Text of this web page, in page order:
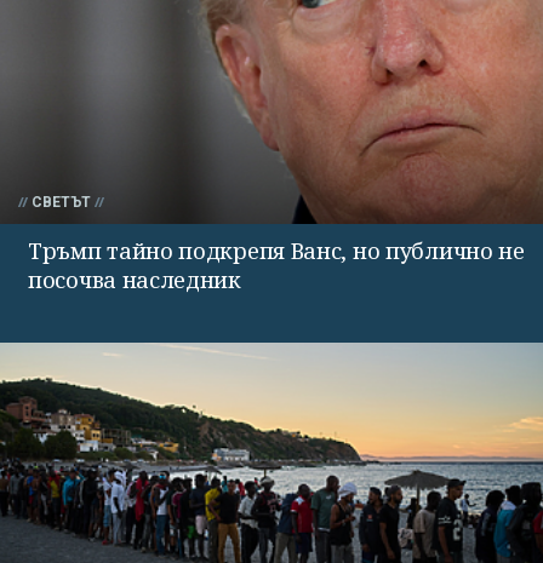
СВЕТЪТ
Тръмп тайно подкрепя Ванс, но публично не
посочва наследник